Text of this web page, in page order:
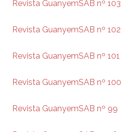
Revista GuanyemSAB nº 103
Revista GuanyemSAB nº 102
Revista GuanyemSAB nº 101
Revista GuanyemSAB nº 100
Revista GuanyemSAB nº 99